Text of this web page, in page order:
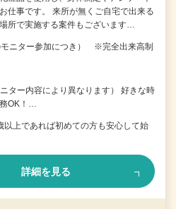
仕事です。 来所が無くご自宅で出来る
所で実施する案件もございます…
ニター参加につき） ※完全出来高制
ター内容により異なります） 好きな時
OK！…
上であれば初めての方も安心して始
詳細を見る